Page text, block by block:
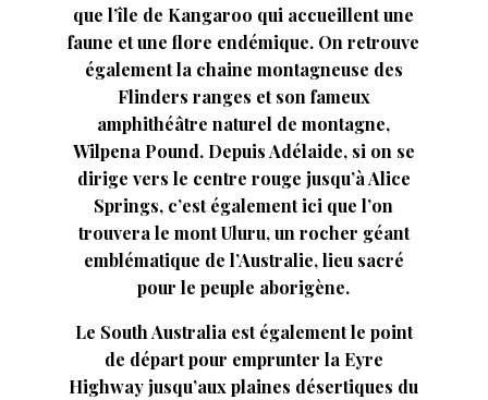
que l’île de Kangaroo qui accueillent une
faune et une flore endémique. On retrouve
également la chaine montagneuse des
Flinders ranges et son fameux
amphithéâtre naturel de montagne,
Wilpena Pound. Depuis Adélaide, si on se
dirige vers le centre rouge jusqu’à Alice
Springs, c’est également ici que l’on
trouvera le mont Uluru, un rocher géant
emblématique de l’Australie, lieu sacré
pour le peuple aborigène.
Le South Australia est également le point
de départ pour emprunter la Eyre
Highway jusqu’aux plaines désertiques du